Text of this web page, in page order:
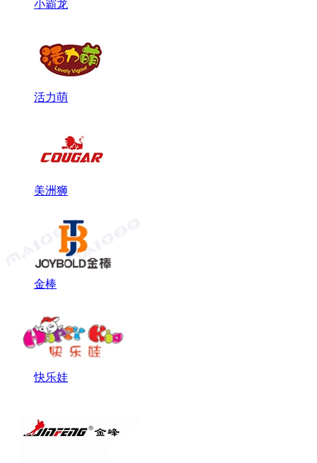
小霸龙
活力萌
美洲狮
金棒
快乐娃